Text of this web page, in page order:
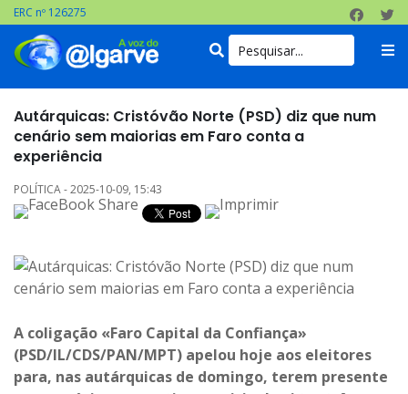
ERC nº 126275
Autárquicas: Cristóvão Norte (PSD) diz que num
cenário sem maiorias em Faro conta a
experiência
POLÍTICA - 2025-10-09, 15:43
A coligação «Faro Capital da Confiança»
(PSD/IL/CDS/PAN/MPT) apelou hoje aos eleitores
para, nas autárquicas de domingo, terem presente